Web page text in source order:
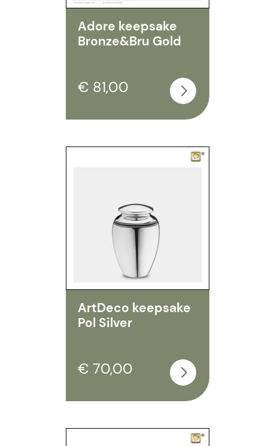
Adore keepsake
Bronze&Bru Gold
€ 81,00
ArtDeco keepsake
Pol Silver
€ 70,00